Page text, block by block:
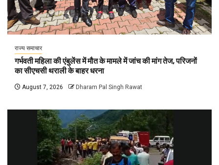
राज्य समाचार
गर्भवती महिला की एंबुलेंस में मौत के मामले में जांच की मांग तेज, परिजनों
का सीएचसी थराली के बाहर धरना
August 7, 2026 Dharam Pal Singh Rawat